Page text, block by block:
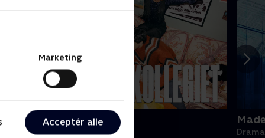
Marketing
Acceptér alle
• 1 sæsoner